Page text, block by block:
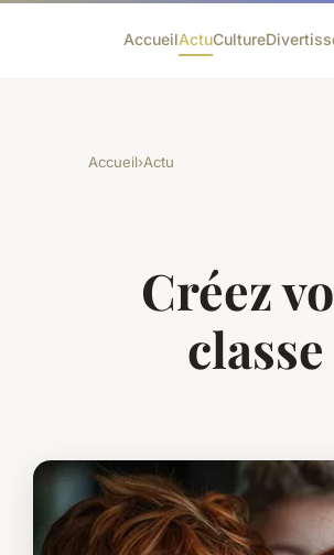
AccueilActuCulture
Accueil›Actu
Créez